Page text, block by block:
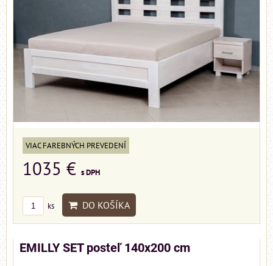
VIAC FAREBNÝCH PREVEDENÍ
1035 € s DPH
ks DO KOŠÍKA
EMILLY SET posteľ 140x200 cm